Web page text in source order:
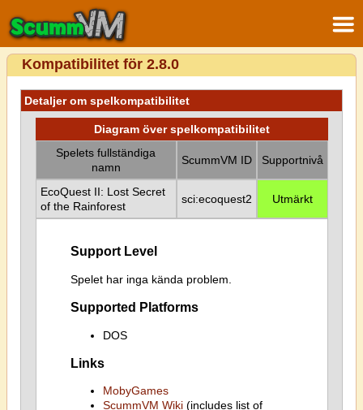
Kompatibilitet för 2.8.0
Detaljer om spelkompatibilitet
Diagram över spelkompatibilitet
Spelets fullständiga
namn
ScummVM ID Supportnivå
EcoQuest II: Lost Secret
of the Rainforest
sci:ecoquest2 Utmärkt
Support Level
Spelet har inga kända problem.
Supported Platforms
DOS
Links
MobyGames
ScummVM Wiki(includes list of